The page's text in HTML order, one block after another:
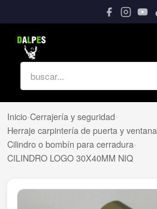
Inicio›Cerrajería y seguridad›
Herraje carpintería de puerta y ventana
Cilindro o bombín para cerradura›
CILINDRO LOGO 30X40MM NIQ